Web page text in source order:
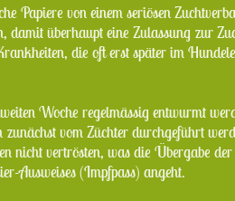
Papiere von einem seriösen
damit überhaupt eine Zulassung zur
die oft erst später im
Woche regelmässig entwurmt
vom Züchter durchgeführt
nicht vertrösten, was die Übergabe der
Ausweises (Impfpass) angeht.